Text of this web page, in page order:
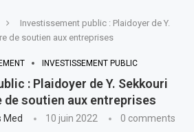
Investissement public : Plaidoyer de Y.
de soutien aux entreprises
INVESTISSEMENT PUBLIC
: Plaidoyer de Y. Sekkouri
de soutien aux entreprises
Med 10 juin 2022 0 comments